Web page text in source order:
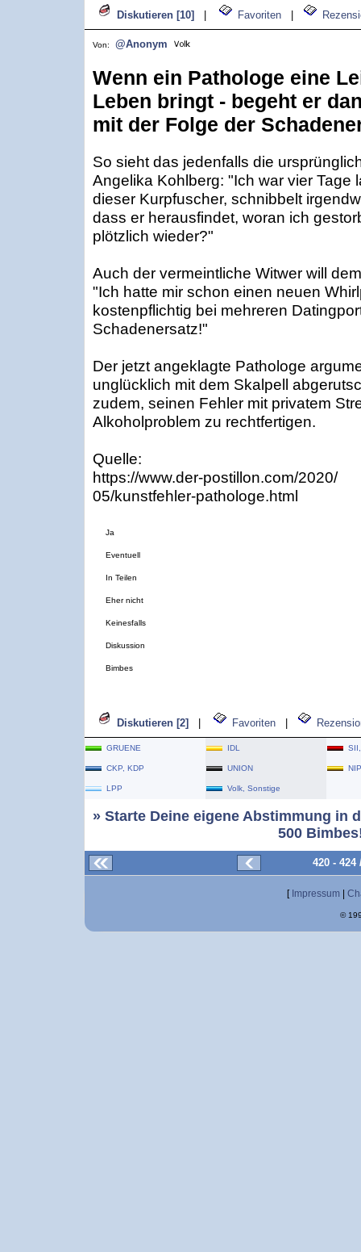
Diskutieren [10] Favoriten
Von: @Anonym
Wenn ein Pathologe eine
Leben bringt - begeht er
mit der Folge der
So sieht das jedenfalls die
Angelika Kohlberg: "Ich war vier Tage
dieser Kurpfuscher, schnibbelt
dass er herausfindet, woran ich
plötzlich wieder?"
Auch der vermeintliche Witwer will
"Ich hatte mir schon einen neuen
kostenpflichtig bei mehreren
Schadenersatz!"
Der jetzt angeklagte Pathologe
unglücklich mit dem Skalpell
zudem, seinen Fehler mit privatem
Alkoholproblem zu rechtfertigen.
Quelle:
https://www.der-postillon.com/2020/
05/kunstfehler-pathologe.html
Ja
Eventuell
In Teilen
Eher nicht
Keinesfalls
Diskussion
Bimbes
Diskutieren [2] Favoriten
GRUENE IDL
CKP, KDP UNION NIP
LPP Volk, Sonstige
» Starte Deine eigene Abstimmung in
500
420 -
[ Impressum
©